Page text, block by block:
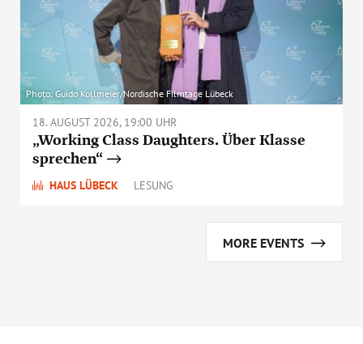
Photo: Guido Kollmeier/Nordische Filmtage Lübeck
18. AUGUST 2026, 19:00 UHR
„Working Class Daughters. Über Klasse
sprechen“
HAUS LÜBECK LESUNG
MORE EVENTS